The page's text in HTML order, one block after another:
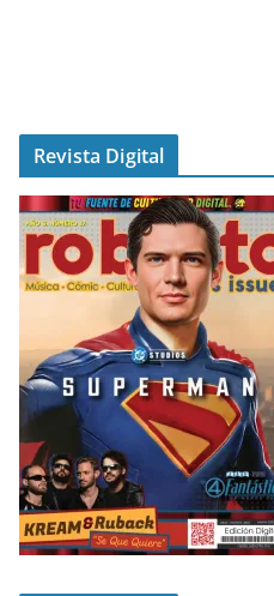
Revista Digital